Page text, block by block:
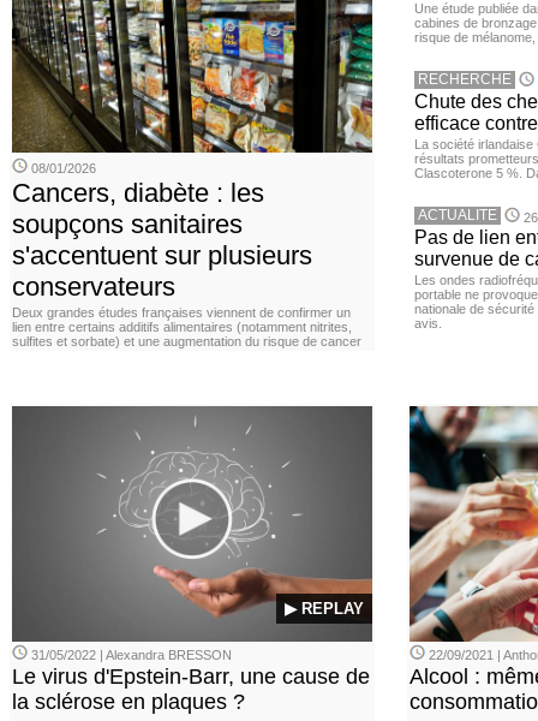
08/01/2026
Cancers, diabète : les
soupçons sanitaires
s'accentuent sur plusieurs
conservateurs
Deux grandes études françaises viennent de confirmer un
lien entre certains additifs alimentaires (notamment nitrites,
sulfites et sorbate) et une augmentation du risque de cancer
Une étude publiée
cabines de
risque de
RECHERCHE
Chute des
efficace
La société
résultats
Clascoterone 5 %.
ACTUALITE
Pas de lien
survenue de
Les ondes
portable ne
nationale de
avis.
▶ REPLAY
31/05/2022 | Alexandra BRESSON
Le virus d'Epstein-Barr, une cause de
la sclérose en plaques ?
22/09/2021 |
Alcool :